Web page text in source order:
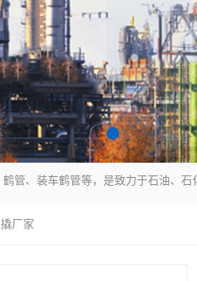
厂家